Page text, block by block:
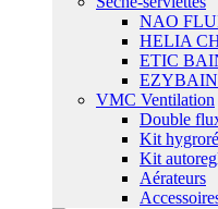
NAO
HELIA
ETIC
VMC Ventilation
Double
Kit
Kit
Aérateurs